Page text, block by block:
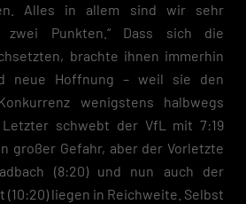
Alles in allem sind wir sehr
Punkten.“ Dass sich die
brachte ihnen immerhin
neue Hoffnung – weil sie den
wenigstens halbwegs
schwebt der VfL mit 7:19
großer Gefahr, aber der Vorletzte
(8:20) und nun auch der
liegen in Reichweite. Selbst